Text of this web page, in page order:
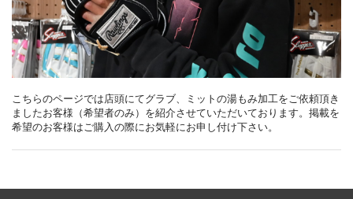
こちらのページでは店頭にてグラブ、ミットの湯もみ加工をご依頼頂き
ましたお客様（希望者のみ）を紹介させていただいております。掲載を
希望のお客様はご購入の際にお気軽にお申し付け下さい。